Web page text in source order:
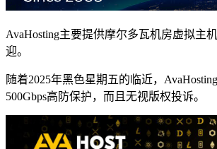
AvaHosting主要提供摩尔多瓦机房虚拟主
迎。
随着2025年黑色星期五的临近，
500Gbps高防保护，而且无视版权投诉。